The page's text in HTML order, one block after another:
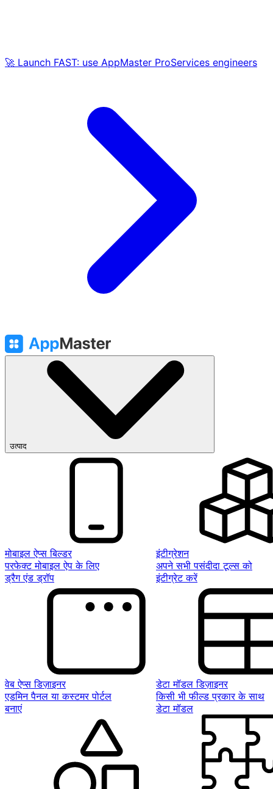
🚀 Launch FAST: use AppMaster ProServices engineers
उत्पाद
मोबाइल ऐप्स बिल्डर
परफेक्ट मोबाइल ऐप के लिए
ड्रैग एंड ड्रॉप
इंटीग्रेशन
अपने सभी पसंदीदा टूल्स को
इंटीग्रेट करें
वेब ऐप्स डिज़ाइनर
एडमिन पैनल या कस्टमर पोर्टल
बनाएं
डेटा मॉडल डिज़ाइनर
किसी भी फील्ड प्रकार के साथ
डेटा मॉडल